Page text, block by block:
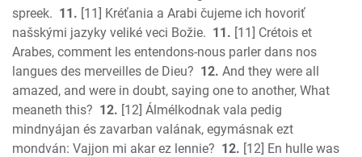
spreek. 11. [11] Kréťania a Arabi čujeme ich hovoriť
našskými jazyky veliké veci Božie. 11. [11] Crétois et
Arabes, comment les entendons-nous parler dans nos
langues des merveilles de Dieu? 12. And they were all
amazed, and were in doubt, saying one to another, What
meaneth this? 12. [12] Álmélkodnak vala pedig
mindnyájan és zavarban valának, egymásnak ezt
mondván: Vajjon mi akar ez lennie? 12. [12] En hulle was